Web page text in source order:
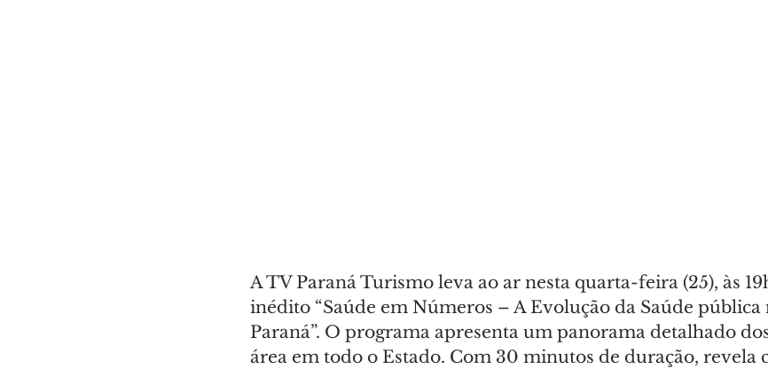
A TV Paraná Turismo leva ao ar nesta quarta-feira (25), às
inédito “Saúde em Números – A Evolução da Saúde pública
Paraná”. O programa apresenta um panorama detalhado
área em todo o Estado. Com 30 minutos de duração, revela